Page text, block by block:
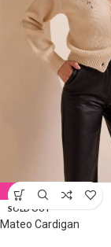
-64%
SOLD OUT
Mateo Cardigan